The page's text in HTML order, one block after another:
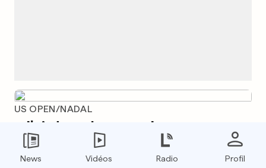
US OPEN/NADAL
«J'ai des choses plus
importantes que le tennis à
News Vidéos Radio Profil